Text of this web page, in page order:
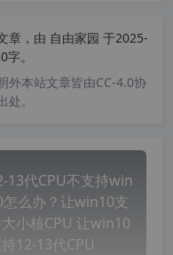
章，由 自由家园 于2025-
。
外本站文章皆由CC-4.0协
。
13代CPU不支持win
怎么办？让win10支
小核CPU 让win10
持12-13代CPU